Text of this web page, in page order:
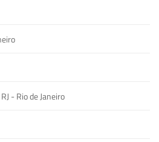
- Rio de Janeiro